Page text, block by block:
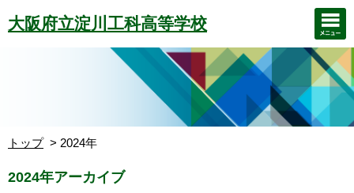
大阪府立淀川工科高等学校
トップ 2024年
2024年アーカイブ